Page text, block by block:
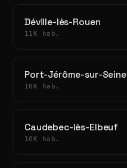
Déville-lès-Rouen
11K hab.
Port-Jérôme-sur-Seine
10K hab.
Caudebec-lès-Elbeuf
10K hab.